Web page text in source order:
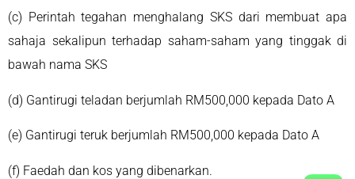
(c) Perintah tegahan menghalang SKS dari membuat apa
sahaja sekalipun terhadap saham-saham yang tinggak di
bawah nama SKS
(d) Gantirugi teladan berjumlah RM500,000 kepada Dato A
(e) Gantirugi teruk berjumlah RM500,000 kepada Dato A
(f) Faedah dan kos yang dibenarkan.